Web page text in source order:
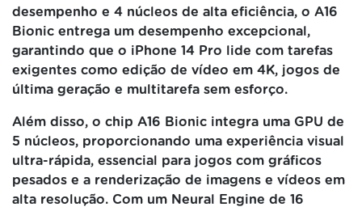
desempenho e 4 núcleos de alta eficiência, o A16
Bionic entrega um desempenho excepcional,
garantindo que o iPhone 14 Pro lide com tarefas
exigentes como edição de vídeo em 4K, jogos de
última geração e multitarefa sem esforço.
Além disso, o chip A16 Bionic integra uma GPU de
5 núcleos, proporcionando uma experiência visual
ultra-rápida, essencial para jogos com gráficos
pesados e a renderização de imagens e vídeos em
alta resolução. Com um Neural Engine de 16